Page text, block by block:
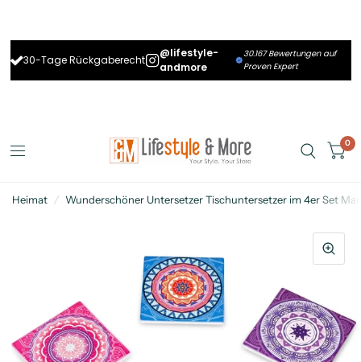
30-Tage Rückgaberecht
@lifestyle-
andmore
30.167 Bewertungen auf
Proven Expert
0
Heimat / Wunderschöner Untersetzer Tischuntersetzer im 4er Set